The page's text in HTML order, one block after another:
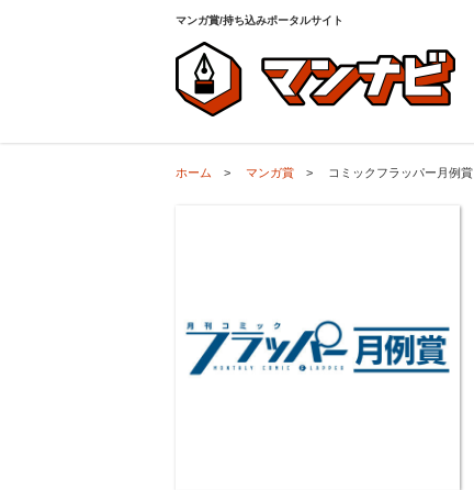
マンガ賞/持ち込みポータルサイト
ホーム > マンガ賞 > コミックフラッパー月例賞